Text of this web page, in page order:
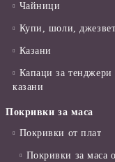
Чайници
Купи, шоли,
Казани
Капаци за тенджери
казани
Покривки за маса
Покривки от плат
Покривки за маса